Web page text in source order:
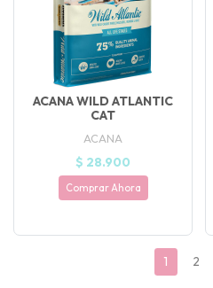
ACANA WILD ATLANTIC
CAT
ACANA
$ 28.900
Comprar Ahora
1 2